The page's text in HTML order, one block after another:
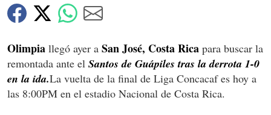
Olimpia llegó ayer a San José, Costa Rica para buscar la
remontada ante el Santos de Guápiles tras la derrota 1-0
en la ida.La vuelta de la final de Liga Concacaf es hoy a
las 8:00PM en el estadio Nacional de Costa Rica.